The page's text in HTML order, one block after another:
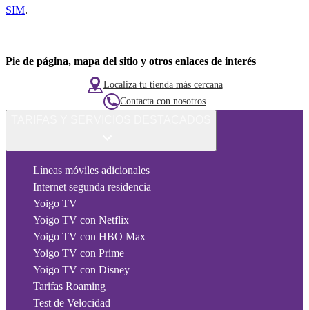
SIM.
Pie de página, mapa del sitio y otros enlaces de interés
Localiza tu tienda más cercana
Contacta con nosotros
Líneas móviles adicionales
Internet segunda residencia
Yoigo TV
Yoigo TV con Netflix
Yoigo TV con HBO Max
Yoigo TV con Prime
Yoigo TV con Disney
Tarifas Roaming
Test de Velocidad